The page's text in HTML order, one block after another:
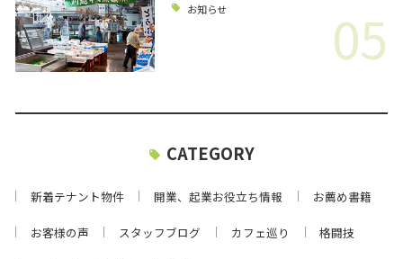
お知らせ 05
CATEGORY
新着テナント物件 開業、起業お役立ち情報 お薦め書籍
お客様の声 スタッフブログ カフェ巡り 格闘技